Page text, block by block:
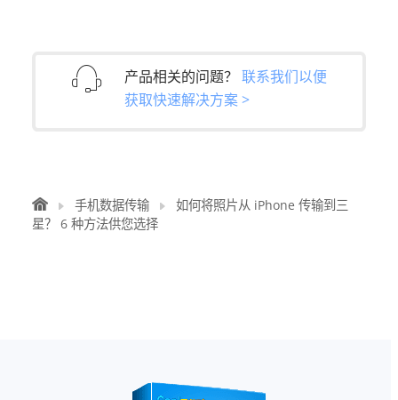
产品相关的问题？ 联系我们以便
获取快速解决方案 >
手机数据传输
如何将照片从 iPhone 传输到三
星？ 6 种方法供您选择